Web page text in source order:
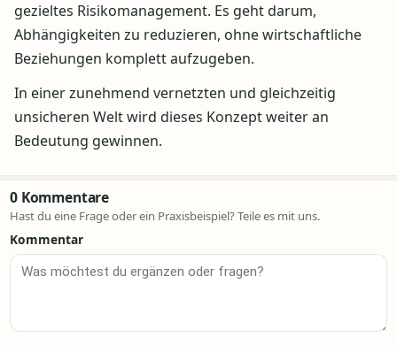
gezieltes Risikomanagement. Es geht darum,
Abhängigkeiten zu reduzieren, ohne wirtschaftliche
Beziehungen komplett aufzugeben.
In einer zunehmend vernetzten und gleichzeitig
unsicheren Welt wird dieses Konzept weiter an
Bedeutung gewinnen.
0 Kommentare
Hast du eine Frage oder ein Praxisbeispiel? Teile es mit uns.
Kommentar